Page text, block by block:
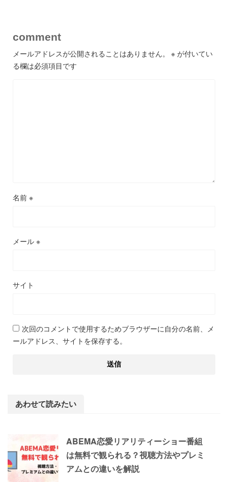
comment
メールアドレスが公開されることはありません。 ※ が付いてい
る欄は必須項目です
名前 ※
メール ※
サイト
次回のコメントで使用するためブラウザーに自分の名前、メ
ールアドレス、サイトを保存する。
あわせて読みたい
ABEMA恋愛リアリティーショー番組
は無料で観られる？視聴方法やプレミ
アムとの違いを解説